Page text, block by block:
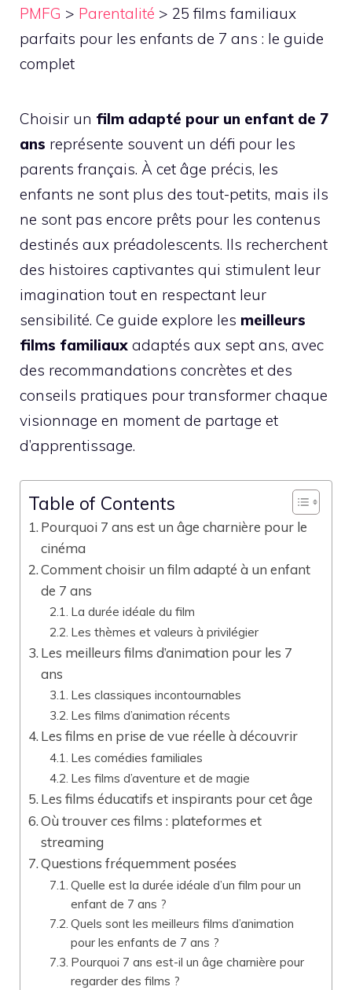
PMFG > Parentalité > 25 films familiaux
parfaits pour les enfants de 7 ans : le guide
complet
Choisir un film adapté pour un enfant de 7
ans représente souvent un défi pour les
parents français. À cet âge précis, les
enfants ne sont plus des tout-petits, mais ils
ne sont pas encore prêts pour les contenus
destinés aux préadolescents. Ils recherchent
des histoires captivantes qui stimulent leur
imagination tout en respectant leur
sensibilité. Ce guide explore les meilleurs
films familiaux adaptés aux sept ans, avec
des recommandations concrètes et des
conseils pratiques pour transformer chaque
visionnage en moment de partage et
d’apprentissage.
Table of Contents
Pourquoi 7 ans est un âge charnière pour le
cinéma
Comment choisir un film adapté à un enfant
de 7 ans
La durée idéale du film
Les thèmes et valeurs à privilégier
Les meilleurs films d’animation pour les 7
ans
Les classiques incontournables
Les films d’animation récents
Les films en prise de vue réelle à découvrir
Les comédies familiales
Les films d’aventure et de magie
Les films éducatifs et inspirants pour cet âge
Où trouver ces films : plateformes et
streaming
Questions fréquemment posées
Quelle est la durée idéale d’un film pour un
enfant de 7 ans ?
Quels sont les meilleurs films d’animation
pour les enfants de 7 ans ?
Pourquoi 7 ans est-il un âge charnière pour
regarder des films ?